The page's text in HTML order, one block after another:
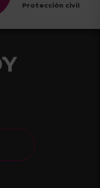
Protección civil